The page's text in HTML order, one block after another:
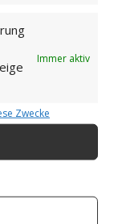
Immer aktiv
Zwecke
Beitrag?